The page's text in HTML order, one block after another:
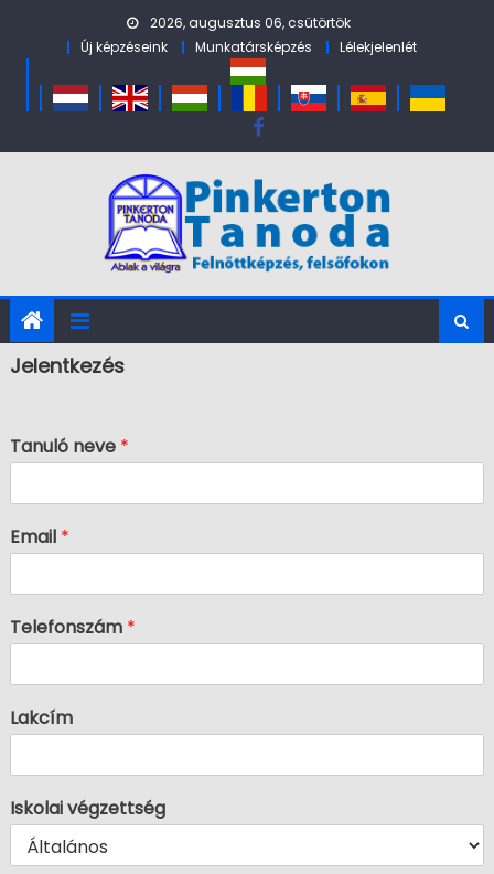
2026, augusztus 06, csütörtök
Új képzéseink
Munkatársképzés Lélekjelenlét
Jelentkezés
Tanuló neve *
Email *
Telefonszám *
Lakcím
Iskolai végzettség